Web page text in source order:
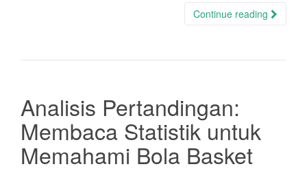
Continue reading
Analisis Pertandingan:
Membaca Statistik untuk
Memahami Bola Basket